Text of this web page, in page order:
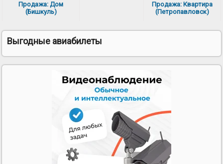
Продажа: Дом
(Бишкуль)
Продажа: Квартира
(Петропавловск)
(Петропавловск)
Комнат: 3; Этаж: 1/5
Выгодные авиабилеты